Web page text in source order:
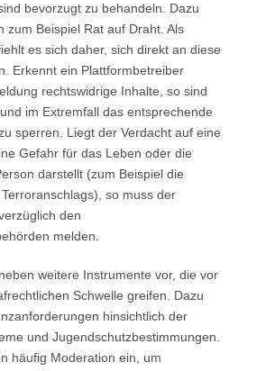
bevorzugt zu behandeln. Dazu
zum Beispiel Rat auf Draht. Als
es sich daher, sich direkt an diese
Erkennt ein Plattformbetreiber
rechtswidrige Inhalte, so sind
im Extremfall das entsprechende
sperren. Liegt der Verdacht auf eine
Gefahr für das Leben oder die
darstellt (zum Beispiel die
so muss der
den
melden.
weitere Instrumente vor, die vor
Schwelle greifen. Dazu
hinsichtlich der
und Jugendschutzbestimmungen.
häufig Moderation ein, um